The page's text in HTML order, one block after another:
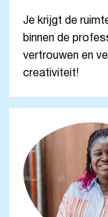
Je krijgt de
binnen de
vertrouwen en
creativiteit!